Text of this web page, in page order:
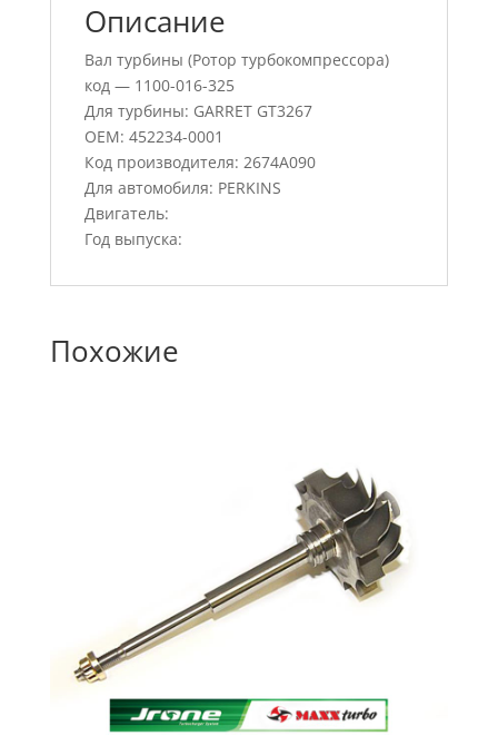
Описание
Вал турбины (Ротор турбокомпрессора)
код — 1100-016-325
Для турбины: GARRET GT3267
OEM: 452234-0001
Код производителя: 2674A090
Для автомобиля: PERKINS
Двигатель:
Год выпуска:
Похожие